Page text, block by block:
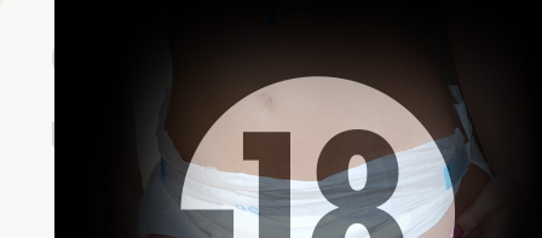
Connexion
Un compte est